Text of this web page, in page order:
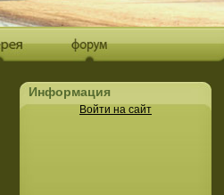
Информация
Войти на сайт